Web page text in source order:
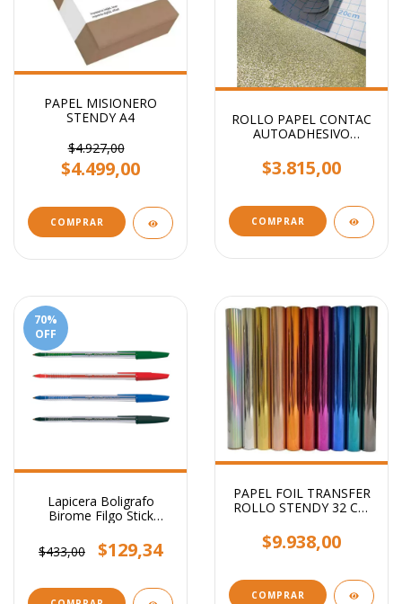
PAPEL MISIONERO
STENDY A4
$4.927,00
$4.499,00
COMPRAR
ROLLO PAPEL CONTAC
AUTOADHESIVO
X 45CM
$3.815,00
COMPRAR
70%
OFF
Lapicera Boligrafo
Birome Filgo Stick
$433,00
$129,34
PAPEL FOIL TRANSFER
ROLLO STENDY 32 CM
$9.938,00
COMPRAR